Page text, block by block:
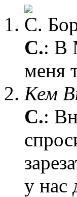
С.: В
меня
Кем
С.:
у нас